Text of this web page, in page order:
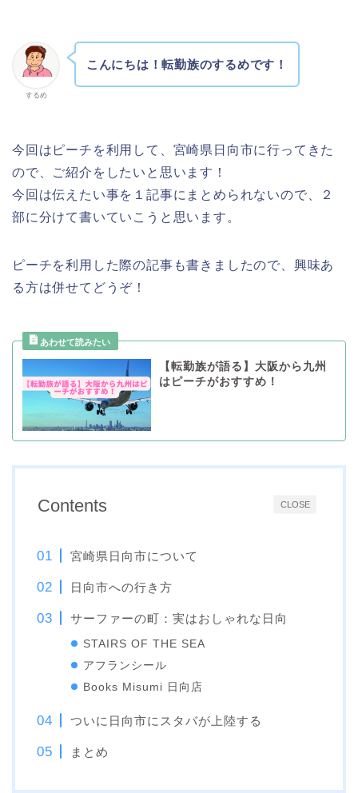
するめ
こんにちは！転勤族のするめです！
今回はピーチを利用して、宮崎県日向市に行ってきた
ので、ご紹介をしたいと思います！
今回は伝えたい事を１記事にまとめられないので、２
部に分けて書いていこうと思います。
ピーチを利用した際の記事も書きましたので、興味あ
る方は併せてどうぞ！
【転勤族が語る】大阪から九州
はピーチがおすすめ！
CLOSE
Contents
宮崎県日向市について
日向市への行き方
サーファーの町：実はおしゃれな日向
STAIRS OF THE SEA
アフランシール
Books Misumi 日向店
ついに日向市にスタバが上陸する
まとめ